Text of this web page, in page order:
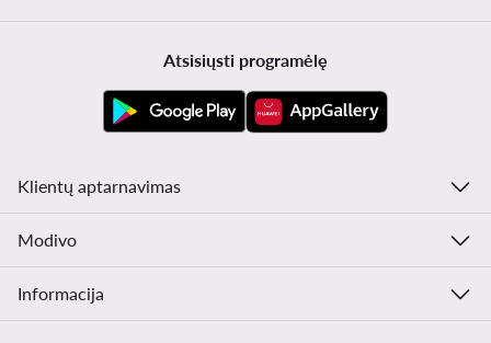
Atsisiųsti programėlę
Klientų aptarnavimas
Modivo
Informacija